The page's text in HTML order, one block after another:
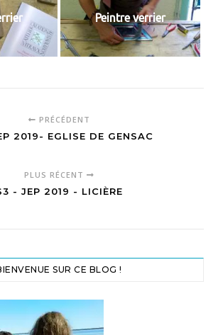
Peintre verrier
PRÉCÉDENT
2019- EGLISE DE GENSAC
PLUS RÉCENT
- JEP 2019 - LICIÈRE
SUR CE BLOG !